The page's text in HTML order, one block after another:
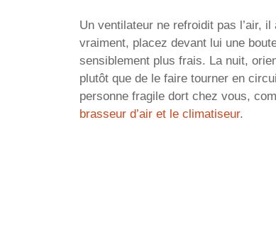
Un ventilateur ne refroidit pas l’air,
vraiment, placez devant lui une
sensiblement plus frais. La nuit,
plutôt que de le faire tourner en
personne fragile dort chez vous,
brasseur d’air et le climatiseur.